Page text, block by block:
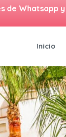
Whatsapp
Inicio